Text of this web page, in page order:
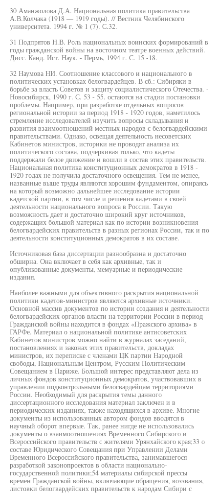
30 Аманжолова Д.А. Национальная политика правительства
А.В.Колчака (1918 — 1919 годы). // Вестник Челябинского
университета. 1994 г. № 1 (7). С.32.
31 Подпрятов Н.В. Роль национальных воинских формирований в
годы гражданской войны на восточном театре военных действий.
Дисс. Канд. Ист. Наук. - Пермь, 1994 г. С. 15 -18.
32 Наумова НИ. Соотношение классового и национального в
политических установках белогвардейцев. В сб.: Сибиряки в
борьбе за власть Советов и защиту социалистического Отечества. -
Новосибирск, 1990 г. С. 53 - 55. остаются на стадии постановки
проблемы. Например, при разработке отдельных вопросов
региональной истории за период 1918 - 1920 годов, наметилось
стремление исследователей изучить вопросы складывания и
развития взаимоотношений местных народов с белогвардейскими
правительствами. Однако, освещая деятельность несоветских
Кабинетов министров, историки не проводят анализа их
политического состава, подчеркивая только, что кадеты
поддержали белое движение и вошли в состав этих правительств.
Национальная политика конституционных демократов в 1918 -
1920 годах не получила достаточного освещения. Тем не менее,
названные выше труды являются хорошим фундаментом, опираясь
на который возможно дальнейшее исследование истории
кадетской партии, в том числе и решения кадетами в своей
деятельности национального вопроса в России. Такую
возможность дает и достаточно широкий круг источников,
содержащих большой материал как по истории возникновения
белогвардейских правительств в разных регионах России, так и по
деятельности конституционных демократов в их составе.
Источниковая база диссертации разнообразна и достаточно
обширна. Она включает в себя как архивные, так и
опубликованные документы, мемуарные и периодические
издания.
Наиболее важными для объективного раскрытия национальной
политики кадетов-министров являются архивные источники.
Основной массив документов по истории создания и деятельности
белогвардейских органов власти на территории России в период
Гражданской войны находится в фондах «Пражского архива» в
ГАРФе. Материал о национальной политике антисоветских
Кабинетов министров можно найти в журналах заседаний,
постановлениях и законах этих правительств, докладах
министров, их переписке с членами ЦК партии Народной
свободы, Национальным Центром, Русским Политическим
Совещанием в Париже. Большой интерес представляют дела из
личных фондов конституционных демократов, участвовавших в
управлении подконтрольными белогвардейцам территориями
России. Необходимый для раскрытия темы данного
диссертационного исследования материал заключен и в
периодических изданиях, также находящихся в архиве. Многие
документы из использованных автором фондов вводятся в
научный оборот впервые. Так, ранее нигде не использовались
документы о взаимоотношениях Временного Сибирского и
Всероссийского правительств с жителями Урянхайского края;33 о
составе Юридического Совещания при Управлении Делами
Временного Всероссийского правительства, занимавшегося
разработкой законопроектов в области национально-
государственной политики;54 материалы сибирской прессы
времен Гражданской войны, включающие обращения, воззвания,
листовки белогвардейских правительств к народам Сибири с